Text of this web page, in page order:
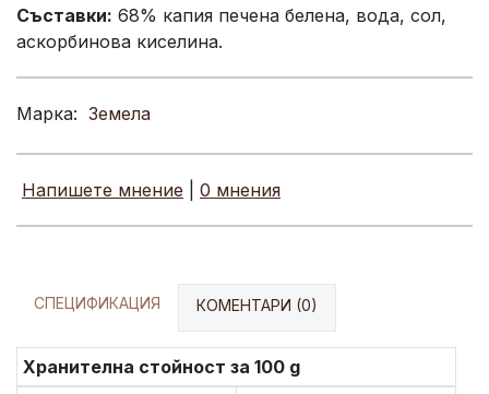
Съставки: 68% капия печена белена, вода, сол,
аскорбинова киселина.
Марка: Земела
Напишете мнение 0 мнения
СПЕЦИФИКАЦИЯ КОМЕНТАРИ (0)
Хранителна стойност за 100 g